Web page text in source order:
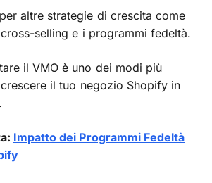
altre strategie di crescita come
selling e i programmi fedeltà.
il VMO è uno dei modi più
il tuo negozio Shopify in
Impatto dei Programmi Fedeltà